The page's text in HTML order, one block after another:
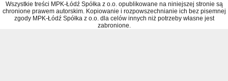
Wszystkie treści MPK-Łódź Spółka z o.o. opublikowane na niniejszej stronie są
chronione prawem autorskim. Kopiowanie i rozpowszechnianie ich bez pisemnej
zgody MPK-Łódź Spółka z o.o. dla celów innych niż potrzeby własne jest
zabronione.